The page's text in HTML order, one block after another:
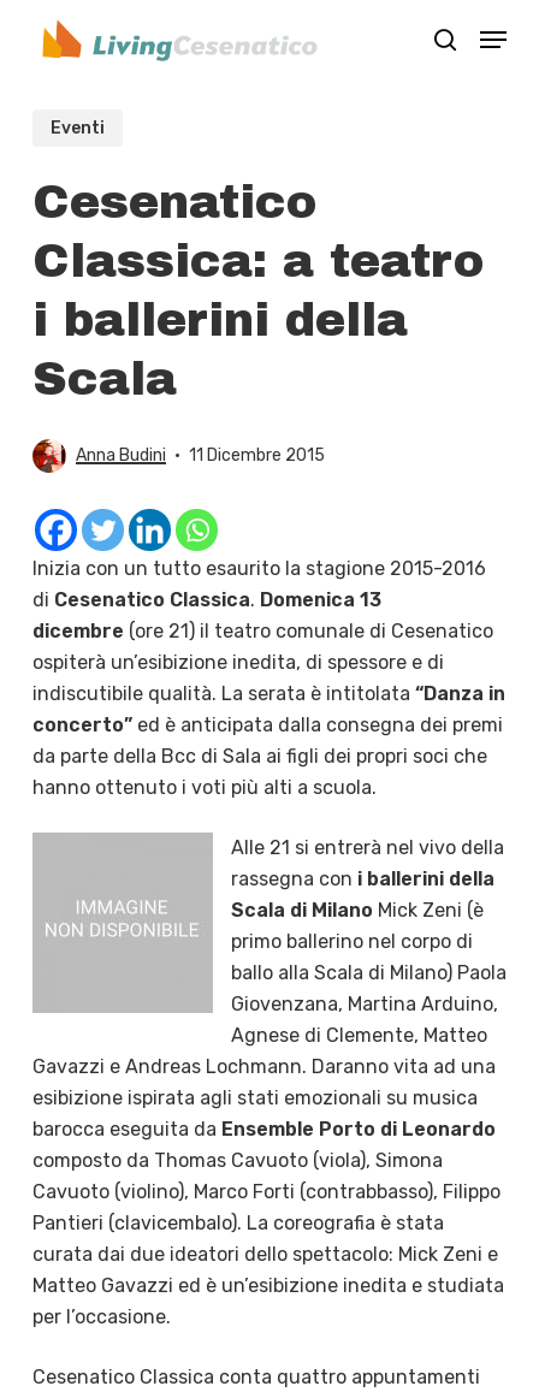
search
Menu
Eventi
Cesenatico
Classica: a teatro
i ballerini della
Scala
Anna Budini 11 Dicembre 2015
Inizia con un tutto esaurito la stagione 2015-2016
di Cesenatico Classica. Domenica 13
dicembre (ore 21) il teatro comunale di Cesenatico
ospiterà un’esibizione inedita, di spessore e di
indiscutibile qualità. La serata è intitolata “Danza in
concerto”ed è anticipata dalla consegna dei premi
da parte della Bcc di Sala ai figli dei propri soci che
hanno ottenuto i voti più alti a scuola.
Alle 21 si entrerà nel vivo della
rassegna con i ballerini della
Scala di Milano Mick Zeni (è
primo ballerino nel corpo di
ballo alla Scala di Milano) Paola
Giovenzana, Martina Arduino,
Agnese di Clemente, Matteo
Gavazzi e Andreas Lochmann. Daranno vita ad una
esibizione ispirata agli stati emozionali su musica
barocca eseguita da Ensemble Porto di Leonardo
composto da Thomas Cavuoto (viola), Simona
Cavuoto (violino), Marco Forti (contrabbasso), Filippo
Pantieri (clavicembalo). La coreografia è stata
curata dai due ideatori dello spettacolo: Mick Zeni e
Matteo Gavazzi ed è un’esibizione inedita e studiata
per l’occasione.
Cesenatico Classica conta quattro appuntamenti